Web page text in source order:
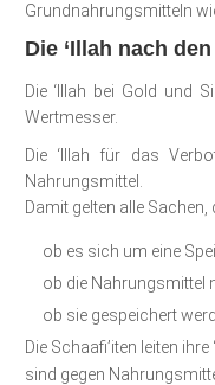
Grundnahrungsmitteln
Die ‘Illah nach
Die ‘Illah bei Gold und
Wertmesser.
Die ‘Illah für das
Nahrungsmittel.
Damit gelten alle
ob es sich um eine
ob die Nahrungsmittel
ob sie gespeichert
Die Schaafi’iten leiten
sind gegen